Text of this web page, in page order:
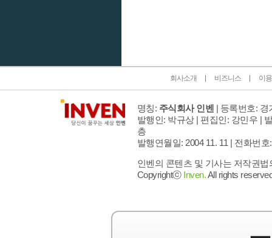
회사소개 비즈니스 이
명칭: 주식회사 인벤 | 등록번호: 경
발행인: 박규상 | 편집인: 강민우 |
층
발행연월일: 2004 11. 11 | 전화번호
인벤의 콘텐츠 및 기사는 저작권
Copyrightⓒ Inven.All rights